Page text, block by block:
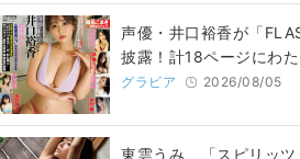
声優・井口裕香が「
披露！計18ページにわ
グラビア 2026/08/05
東雲うみ、「スピリッ